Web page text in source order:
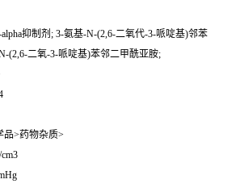
抑制剂; 3-氨基-N-(2,6-二氧代-3-哌啶基)邻苯
(2,6-二氧-3-哌啶基)苯邻二甲酰亚胺;
品>药物杂质>